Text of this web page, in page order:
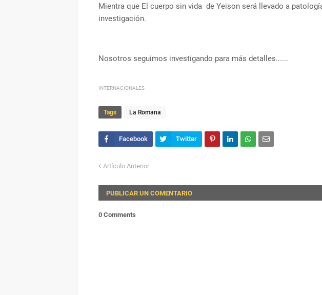
Mientra que El cuerpo sin vida de Yeison será llevado a
investigación.
Nosotros seguimos investigando para más detalles......
INTERNACIONALES
Tags La Romana
Artículo Anterior
PUBLICAR UN COMENTARIO
0 Comments